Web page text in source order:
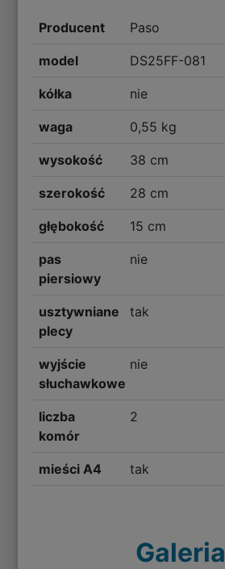
Producent Paso
model DS25FF-081
kółka nie
waga 0,55 kg
wysokość 38 cm
szerokość 28 cm
głębokość 15 cm
pas
piersiowy
nie
usztywniane
plecy
tak
wyjście
słuchawkowe
nie
liczba
komór
2
mieści A4 tak
Galeria